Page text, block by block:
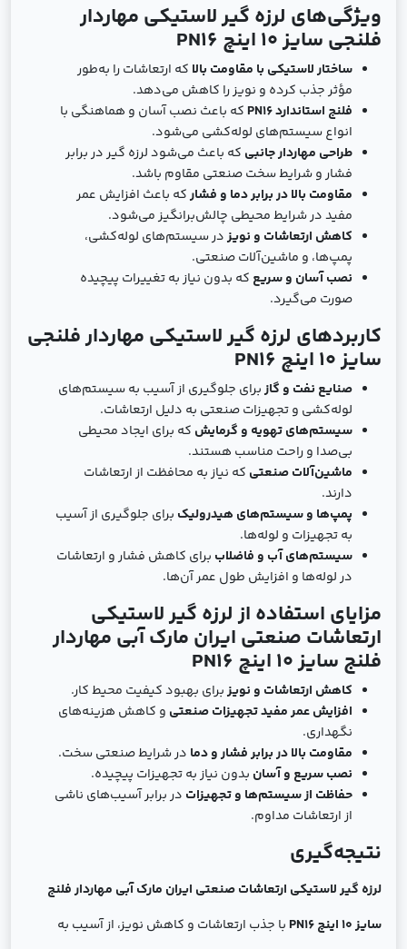
ویژگی‌های لرزه ‌گیر لاستیکی مهاردار
فلنجی سایز 10 اینچ PN16
ساختار لاستیکی با مقاومت بالا که ارتعاشات را به‌طور
مؤثر جذب کرده و نویز را کاهش می‌دهد.
فلنج استاندارد PN16
که باعث نصب آسان و هماهنگی با
انواع سیستم‌های لوله‌کشی می‌شود.
طراحی مهاردار جانبی که باعث می‌شود لرزه ‌گیر در برابر
فشار و شرایط سخت صنعتی مقاوم باشد.
مقاومت بالا در برابر دما و فشارکه باعث افزایش عمر
مفید در شرایط محیطی چالش‌برانگیز می‌شود.
کاهش ارتعاشات و نویزدر سیستم‌های لوله‌کشی،
پمپ‌ها، و ماشین‌آلات صنعتی.
نصب آسان و سریع که بدون نیاز به تغییرات پیچیده
صورت می‌گیرد.
کاربردهای لرزه ‌گیر لاستیکی مهاردار فلنجی
سایز 10 اینچ PN16
صنایع نفت و گازبرای جلوگیری از آسیب به سیستم‌های
لوله‌کشی و تجهیزات صنعتی به دلیل ارتعاشات.
سیستم‌های تهویه و گرمایش که برای ایجاد محیطی
بی‌صدا و راحت مناسب هستند.
ماشین‌آلات صنعتی که نیاز به محافظت از ارتعاشات
دارند.
پمپ‌ها و سیستم‌های هیدرولیک برای جلوگیری از آسیب
به تجهیزات و لوله‌ها.
سیستم‌های آب و فاضلاب برای کاهش فشار و ارتعاشات
در لوله‌ها و افزایش طول عمر آن‌ها.
مزایای استفاده از لرزه ‌گیر لاستیکی
ارتعاشات صنعتی ایران مارک آبی مهاردار
فلنج سایز 10 اینچ PN16
کاهش ارتعاشات و نویزبرای بهبود کیفیت محیط کار.
افزایش عمر مفید تجهیزات صنعتی و کاهش هزینه‌های
نگهداری.
مقاومت بالا در برابر فشار و دما در شرایط صنعتی سخت.
نصب سریع و آسان بدون نیاز به تجهیزات پیچیده.
حفاظت از سیستم‌ها و تجهیزات در برابر آسیب‌های ناشی
از ارتعاشات مداوم.
نتیجه‌گیری
لرزه ‌گیر لاستیکی ارتعاشات صنعتی ایران مارک آبی مهاردار فلنج
سایز 10 اینچ PN16
با جذب ارتعاشات و کاهش نویز، از آسیب به